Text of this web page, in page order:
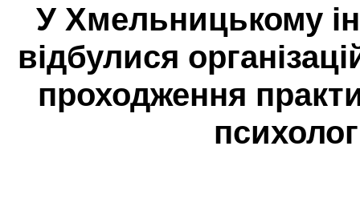
У Хмельницькому
відбулися
проходження